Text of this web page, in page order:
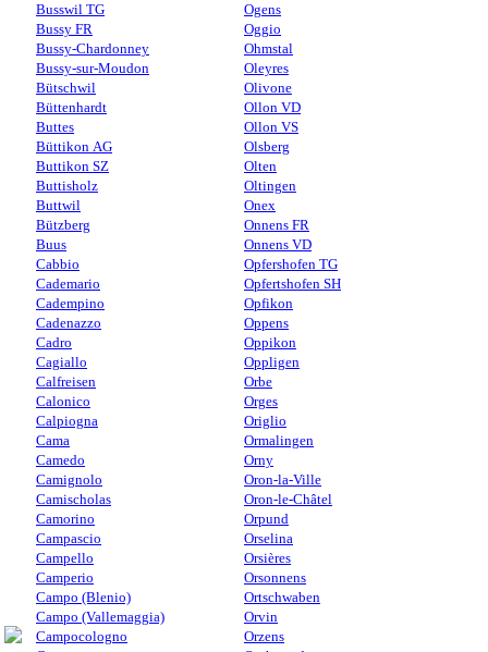
Busswil TG
Bussy FR
Bussy-Chardonney
Bussy-sur-Moudon
Bütschwil
Büttenhardt
Buttes
Büttikon AG
Buttikon SZ
Buttisholz
Buttwil
Bützberg
Buus
Cabbio
Cademario
Cadempino
Cadenazzo
Cadro
Cagiallo
Calfreisen
Calonico
Calpiogna
Cama
Camedo
Camignolo
Camischolas
Camorino
Campascio
Campello
Camperio
Campo (Blenio)
Campo (Vallemaggia)
Campocologno
Ogens
Oggio
Ohmstal
Oleyres
Olivone
Ollon VD
Ollon VS
Olsberg
Olten
Oltingen
Onex
Onnens FR
Onnens VD
Opfershofen TG
Opfertshofen SH
Opfikon
Oppens
Oppikon
Oppligen
Orbe
Orges
Origlio
Ormalingen
Orny
Oron-la-Ville
Oron-le-Châtel
Orpund
Orselina
Orsières
Orsonnens
Ortschwaben
Orvin
Orzens